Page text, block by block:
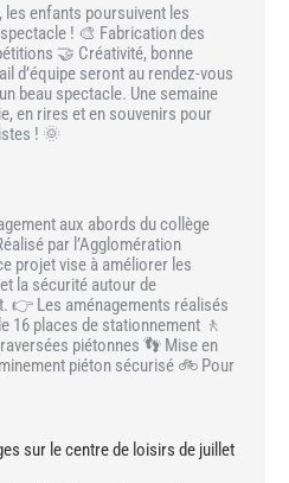
les enfants poursuivent les
! 🎨 Fabrication des
🤝 Créativité, bonne
d’équipe seront au rendez-vous
beau spectacle. Une semaine
en rires et en souvenirs pour
! 🌞
aux abords du collège
par l’Agglomération
projet vise à améliorer les
la sécurité autour de
👉 Les aménagements réalisés
16 places de stationnement 🚶
piétonnes 👣 Mise en
piéton sécurisé 🚲 Pour
sur le centre de loisirs de juillet